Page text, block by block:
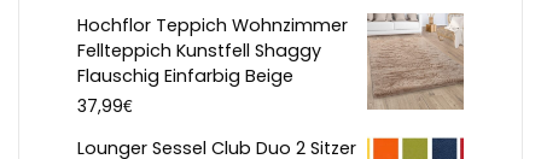
Hochflor Teppich Wohnzimmer
Fellteppich Kunstfell Shaggy
Flauschig Einfarbig Beige
37,99€
Lounger Sessel Club Duo 2 Sitzer